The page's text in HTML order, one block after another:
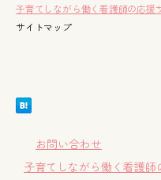
子育てしながら働く看護師の応援
サイトマップ
子育てしながら働く看護
お問い合わせ